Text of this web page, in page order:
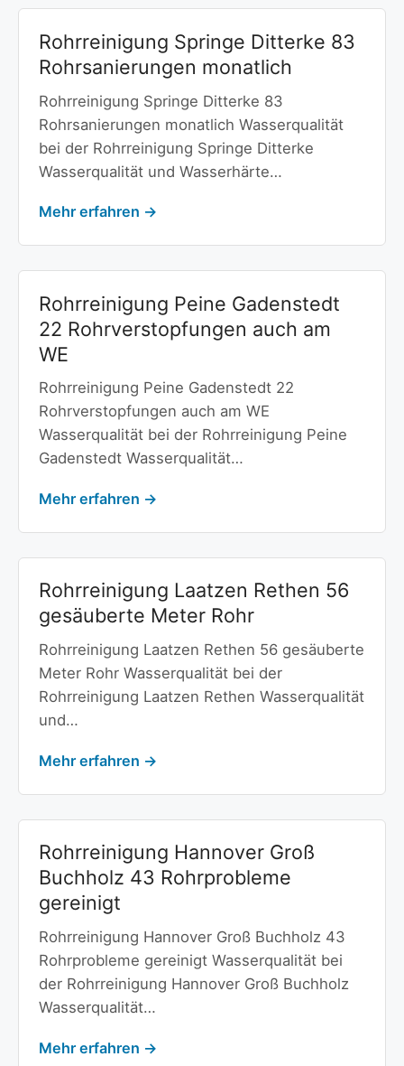
Rohrreinigung Springe Ditterke 83
Rohrsanierungen monatlich
Rohrreinigung Springe Ditterke 83
Rohrsanierungen monatlich Wasserqualität
bei der Rohrreinigung Springe Ditterke
Wasserqualität und Wasserhärte…
Mehr erfahren →
Rohrreinigung Peine Gadenstedt
22 Rohrverstopfungen auch am
WE
Rohrreinigung Peine Gadenstedt 22
Rohrverstopfungen auch am WE
Wasserqualität bei der Rohrreinigung Peine
Gadenstedt Wasserqualität…
Mehr erfahren →
Rohrreinigung Laatzen Rethen 56
gesäuberte Meter Rohr
Rohrreinigung Laatzen Rethen 56 gesäuberte
Meter Rohr Wasserqualität bei der
Rohrreinigung Laatzen Rethen Wasserqualität
und…
Mehr erfahren →
Rohrreinigung Hannover Groß
Buchholz 43 Rohrprobleme
gereinigt
Rohrreinigung Hannover Groß Buchholz 43
Rohrprobleme gereinigt Wasserqualität bei
der Rohrreinigung Hannover Groß Buchholz
Wasserqualität…
Mehr erfahren →